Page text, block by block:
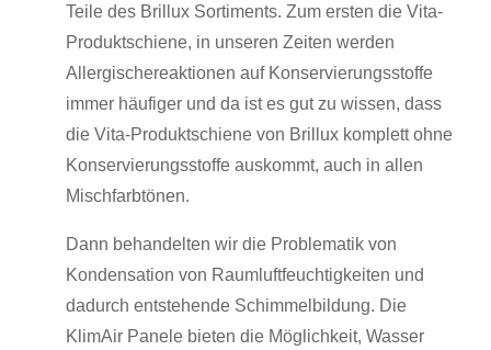
Teile des Brillux Sortiments. Zum ersten die Vita-
Produktschiene, in unseren Zeiten werden
Allergischereaktionen auf Konservierungsstoffe
immer häufiger und da ist es gut zu wissen, dass
die Vita-Produktschiene von Brillux komplett ohne
Konservierungsstoffe auskommt, auch in allen
Mischfarbtönen.
Dann behandelten wir die Problematik von
Kondensation von Raumluftfeuchtigkeiten und
dadurch entstehende Schimmelbildung. Die
KlimAir Panele bieten die Möglichkeit, Wasser